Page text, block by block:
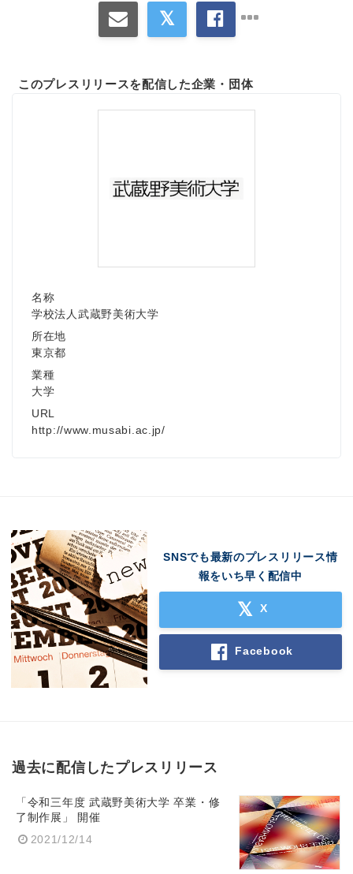
このプレスリリースを配信した企業・団体
名称
学校法人武蔵野美術大学
所在地
東京都
業種
大学
URL
http://www.musabi.ac.jp/
SNSでも最新のプレスリリース情
報をいち早く配信中
X
Facebook
過去に配信したプレスリリース
「令和三年度 武蔵野美術大学 卒業・修
了制作展」 開催
2021/12/14